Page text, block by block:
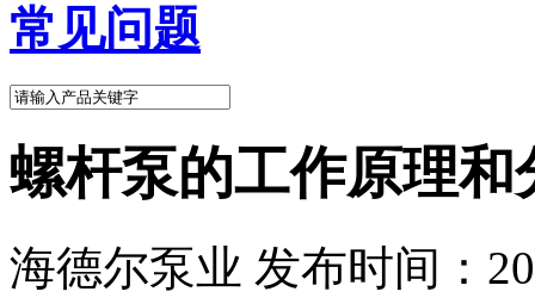
常见问题
螺杆泵的工作原理和
海德尔泵业 发布时间：